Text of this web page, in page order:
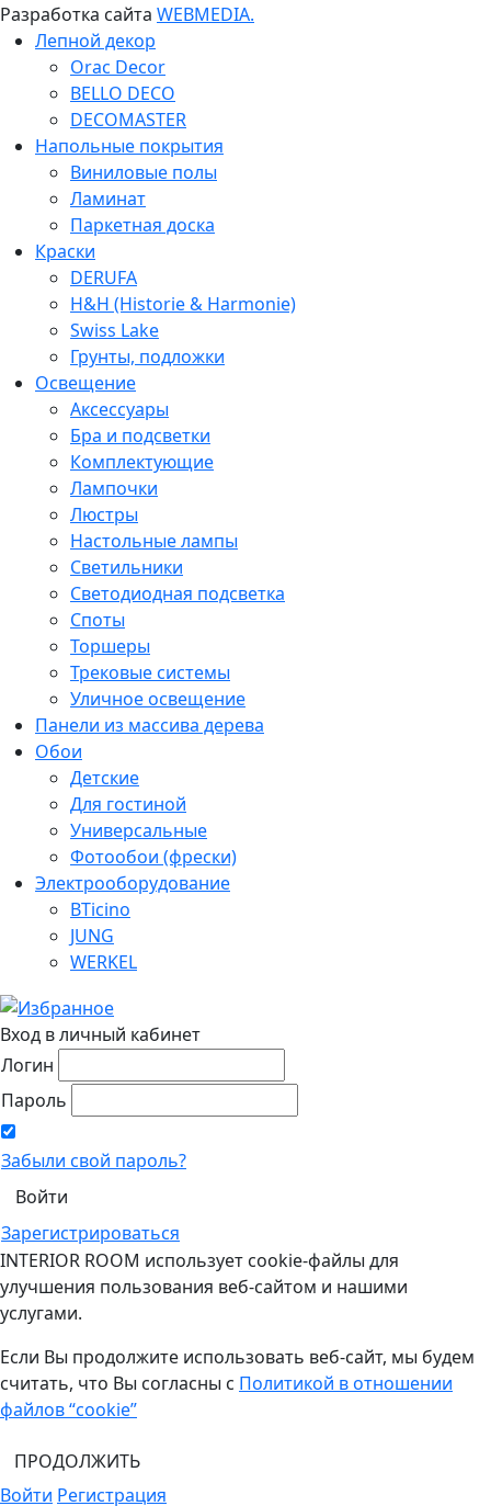
Разработка сайта WEBMEDIA.
Лепной декор
Orac Decor
BELLO DECO
DECOMASTER
Напольные покрытия
Виниловые полы
Ламинат
Паркетная доска
Краски
DERUFA
H&H (Historie & Harmonie)
Swiss Lake
Грунты, подложки
Освещение
Аксессуары
Бра и подсветки
Комплектующие
Лампочки
Люстры
Настольные лампы
Светильники
Светодиодная подсветка
Споты
Торшеры
Трековые системы
Уличное освещение
Панели из массива дерева
Обои
Детские
Для гостиной
Универсальные
Фотообои (фрески)
Электрооборудование
BTicino
JUNG
WERKEL
Вход в личный кабинет
Логин
Пароль
Забыли свой пароль?
Зарегистрироваться
INTERIOR ROOM использует cookie-файлы для
улучшения пользования веб-сайтом и нашими
услугами.
Если Вы продолжите использовать веб-сайт, мы будем
считать, что Вы согласны с Политикой в отношении
файлов “cookie”
ПРОДОЛЖИТЬ
Войти Регистрация